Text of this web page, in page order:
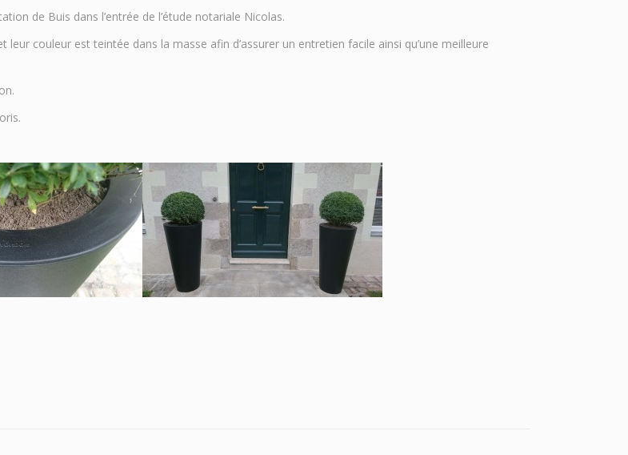
de Buis dans l’entrée de l’étude notariale Nicolas.
couleur est teintée dans la masse afin d’assurer un entretien facile ainsi qu’une meilleure